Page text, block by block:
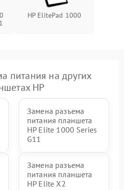
HP ElitePad 1000
питания на других
HP
Замена разъема
питания планшета
HP Elite 1000 Series
G11
Замена разъема
питания планшета
HP Elite X2